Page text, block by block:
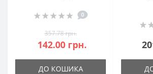
0
357.78 грн.
142.00 грн.
ДО КОШИКА